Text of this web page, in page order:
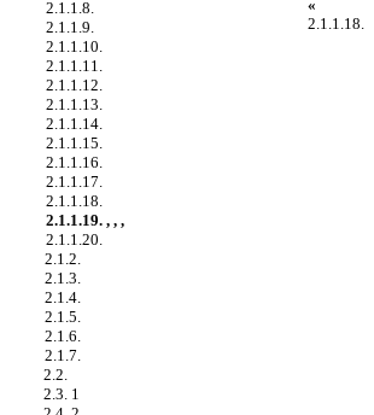
2.1.1.8.
2.1.1.9.
2.1.1.10.
2.1.1.11.
2.1.1.12.
2.1.1.13.
2.1.1.14.
2.1.1.15.
2.1.1.16.
2.1.1.17.
2.1.1.18.
2.1.1.19. , , ,
2.1.1.20.
2.1.2.
2.1.3.
2.1.4.
2.1.5.
2.1.6.
2.1.7.
2.2.
2.3. 1
«
2.1.1.18.